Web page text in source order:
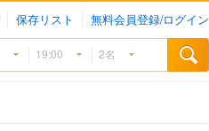
保存リスト 無料会員登録/ログイン